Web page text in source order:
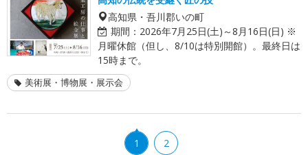
高知県・吾川郡いの町
期間： 2026年7月25日(土)～8月16日(日) ※
月曜休館（但し、8/10は特別開館）。最終日は
15時まで。
美術展・博物展・展示会
1 2